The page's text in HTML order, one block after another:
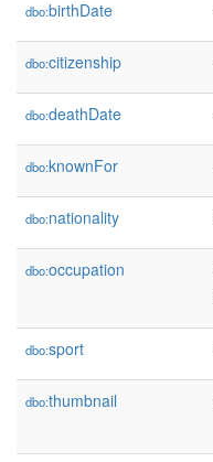
dbo:birthDate
dbo:citizenship
dbo:deathDate
dbo:knownFor
dbo:nationality
dbo:occupation
dbo:sport
dbo:thumbnail